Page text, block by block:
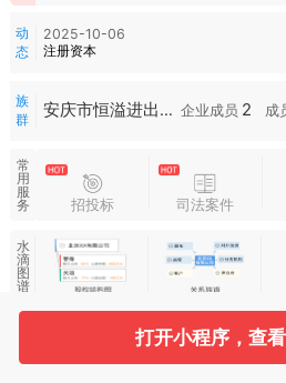
动
态
2025-10-06
注册资本
族
群
安庆市恒溢进出口有限公司族群 企业成员 2 成
常
用
服
务
招投标 司法案件
水
滴
图
谱
基本信息
打开小程序，查